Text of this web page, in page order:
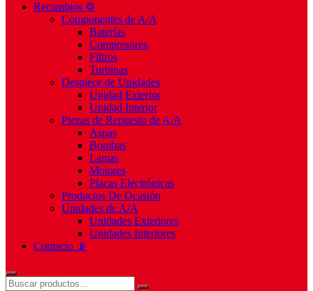
Recambios ⚙️
Componentes de A/A
Baterías
Compresores
Filtros
Turbinas
Despiece de Unidades
Unidad Exterior
Unidad Interior
Piezas de Repuesto de A/A
Aspas
Bombas
Lamas
Motores
Placas Electrónicas
Productos De Ocasión
Unidades de A/A
Unidades Exteriores
Unidades Interiores
Contacto 📡